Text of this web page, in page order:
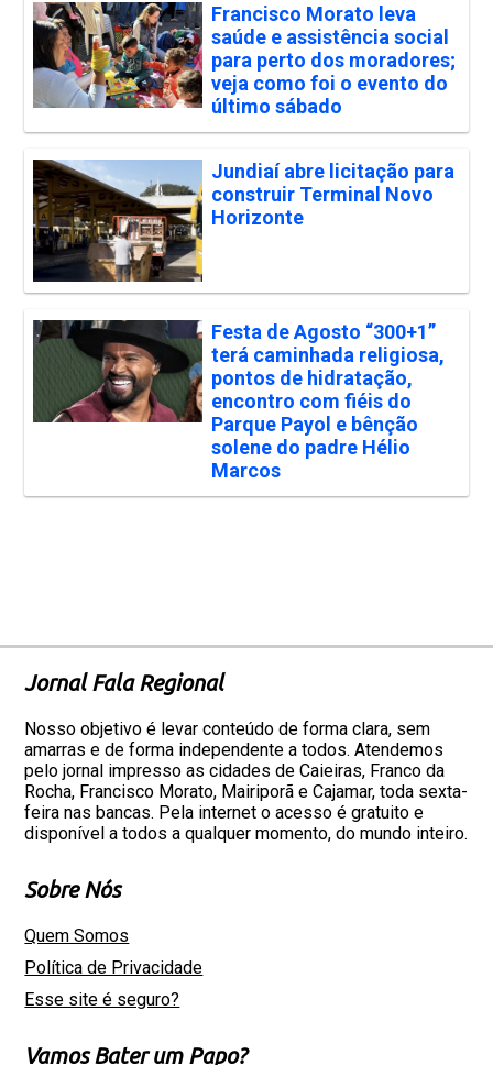
Francisco Morato leva
saúde e assistência social
para perto dos moradores;
veja como foi o evento do
último sábado
Jundiaí abre licitação para
construir Terminal Novo
Horizonte
Festa de Agosto “300+1”
terá caminhada religiosa,
pontos de hidratação,
encontro com fiéis do
Parque Payol e bênção
solene do padre Hélio
Marcos
Jornal Fala Regional
Nosso objetivo é levar conteúdo de forma clara, sem
amarras e de forma independente a todos. Atendemos
pelo jornal impresso as cidades de Caieiras, Franco da
Rocha, Francisco Morato, Mairiporã e Cajamar, toda sexta-
feira nas bancas. Pela internet o acesso é gratuito e
disponível a todos a qualquer momento, do mundo inteiro.
Sobre Nós
Quem Somos
Política de Privacidade
Esse site é seguro?
Vamos Bater um Papo?